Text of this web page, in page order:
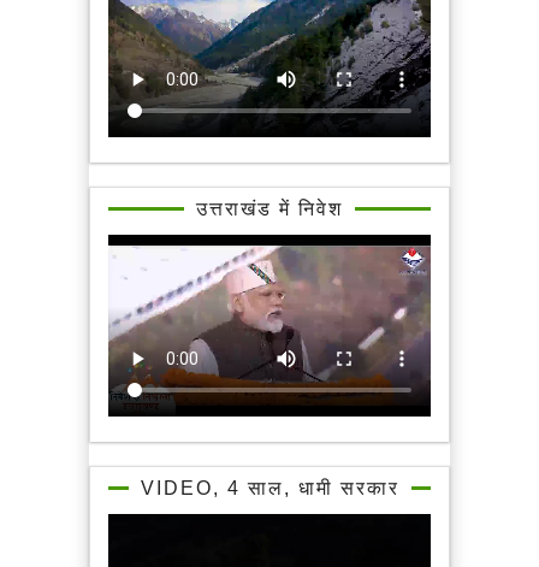
उत्तराखंड में निवेश
VIDEO, 4 साल, धामी सरकार